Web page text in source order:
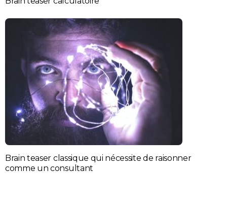
Brain teaser classique qui nécessite de raisonner
comme un consultant